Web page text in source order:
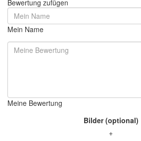
Bewertung zufügen
Mein Name
Meine Bewertung
Bilder (optional)
+